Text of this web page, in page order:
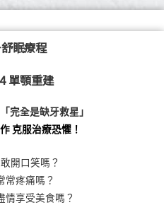
眠療程
單顎重建
「完全是缺牙救星」
克服治療恐懼！
開口笑嗎？
常疼痛嗎？
情享受美食嗎？